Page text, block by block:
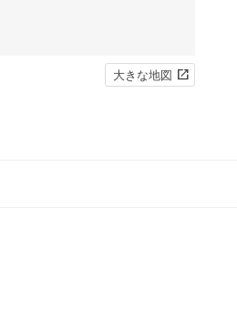
大きな地図